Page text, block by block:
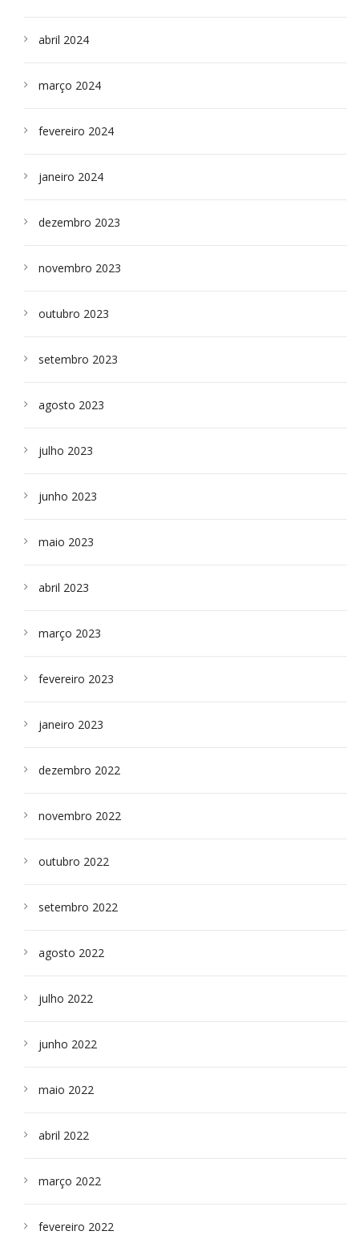
abril 2024
março 2024
fevereiro 2024
janeiro 2024
dezembro 2023
novembro 2023
outubro 2023
setembro 2023
agosto 2023
julho 2023
junho 2023
maio 2023
abril 2023
março 2023
fevereiro 2023
janeiro 2023
dezembro 2022
novembro 2022
outubro 2022
setembro 2022
agosto 2022
julho 2022
junho 2022
maio 2022
abril 2022
março 2022
fevereiro 2022